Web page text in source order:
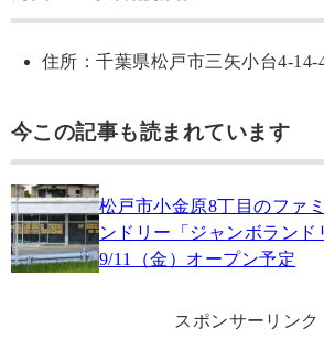
住所：千葉県松戸市三矢小台4-14-
今この記事も読まれています
松戸市小金原8丁目のファ
ンドリー「ジャンボラン
9/11（金）オープン予定
スポンサーリンク